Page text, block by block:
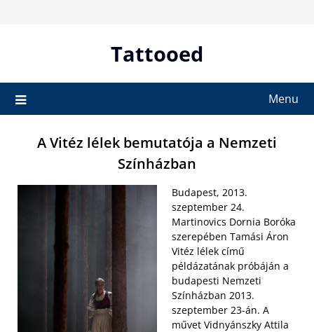
Tattooed
Menu
A Vitéz lélek bemutatója a Nemzeti
Színházban
Budapest, 2013.
szeptember 24.
Martinovics Dornia Boróka
szerepében Tamási Áron
Vitéz lélek című
példázatának próbáján a
budapesti Nemzeti
Színházban 2013.
szeptember 23-án. A
művet Vidnyánszky Attila